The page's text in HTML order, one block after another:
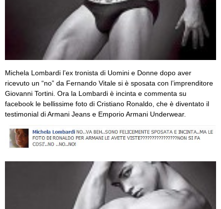
Michela Lombardi l’ex tronista di Uomini e Donne dopo aver
ricevuto un “no” da Fernando Vitale si è sposata con l’imprenditore
Giovanni Tortini. Ora la Lombardi è incinta e commenta su
facebook le bellissime foto di Cristiano Ronaldo, che è diventato il
testimonial di Armani Jeans e Emporio Armani Underwear.